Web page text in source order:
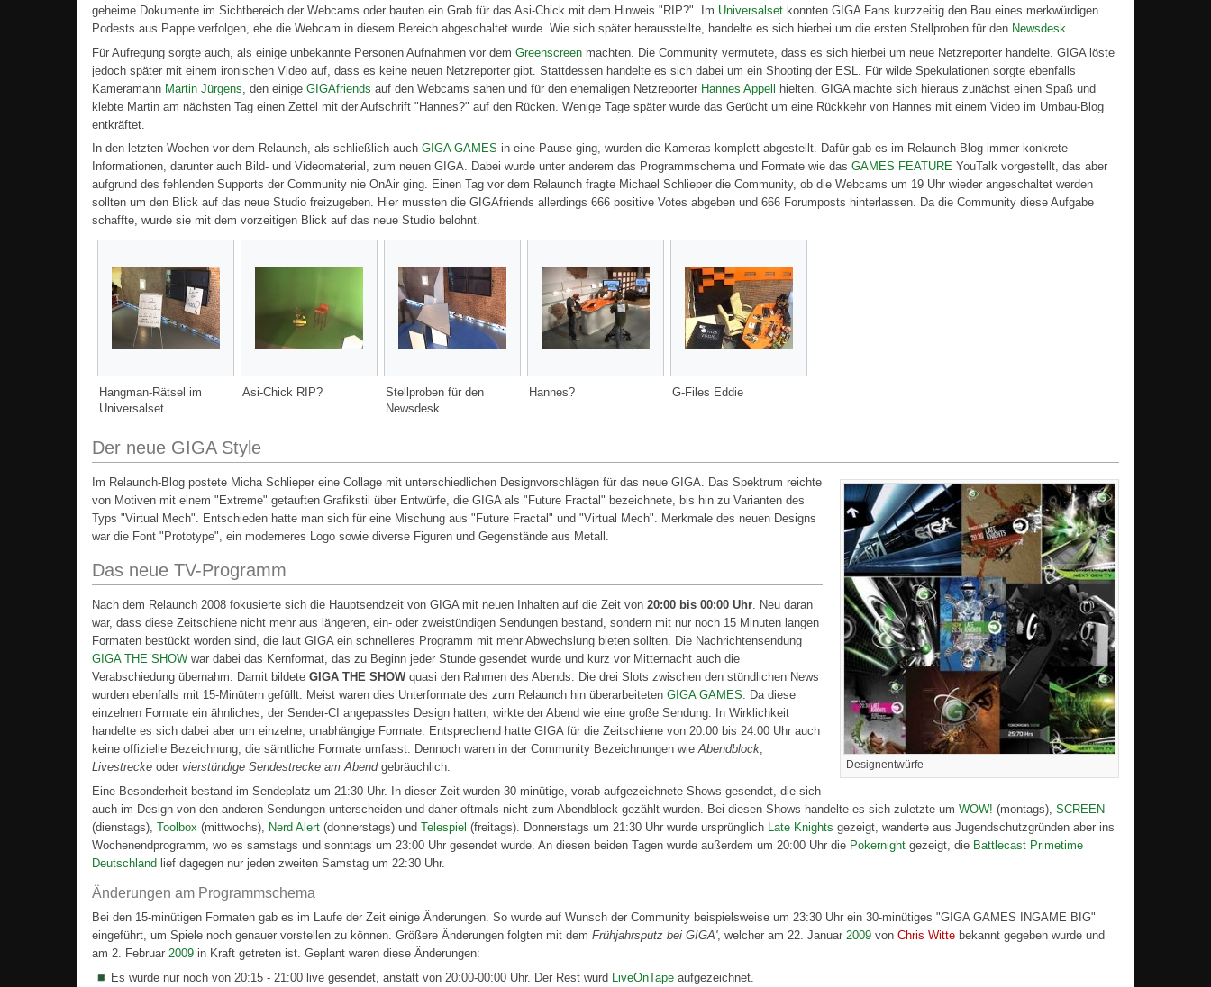
geheime Dokumente im Sichtbereich der Webcams oder bauten ein Grab für das Asi-Chick mit dem Hinweis "RIP?". Im Universalset konnten GIGA Fans kurzzeitig den Bau eines merkwürdigen
Podests aus Pappe verfolgen, ehe die Webcam in diesem Bereich abgeschaltet wurde. Wie sich später herausstellte, handelte es sich hierbei um die ersten Stellproben für den Newsdesk
Für Aufregung sorgte auch, als einige unbekannte Personen Aufnahmen vor dem Greenscreen machten. Die Community vermutete, dass es sich hierbei um neue Netzreporter handelte. GIGA löste
jedoch später mit einem ironischen Video auf, dass es keine neuen Netzreporter gibt. Stattdessen handelte es sich dabei um ein Shooting der ESL. Für wilde Spekulationen sorgte ebenfalls
Kameramann Martin Jürgens , den einige GIGAfriends auf den Webcams sahen und für den ehemaligen Netzreporter Hannes Appell hielten. GIGA machte sich hieraus zunächst einen Spaß und
klebte Martin am nächsten Tag einen Zettel mit der Aufschrift "Hannes?" auf den Rücken. Wenige Tage später wurde das Gerücht um eine Rückkehr von Hannes mit einem Video im Umbau-Blog
entkräftet.
In den letzten Wochen vor dem Relaunch, als schließlich auch GIGA GAMES in eine Pause ging, wurden die Kameras komplett abgestellt. Dafür gab es im Relaunch-Blog immer konkrete
Informationen, darunter auch Bild- und Videomaterial, zum neuen GIGA. Dabei wurde unter anderem das Programmschema und Formate wie das GAMES FEATURE YouTalk vorgestellt, das aber
aufgrund des fehlenden Supports der Community nie OnAir ging. Einen Tag vor dem Relaunch fragte Michael Schlieper die Community, ob die Webcams um 19 Uhr wieder angeschaltet werden
sollten um den Blick auf das neue Studio freizugeben. Hier mussten die GIGAfriends allerdings 666 positive Votes abgeben und 666 Forumposts hinterlassen. Da die Community diese Aufgabe
schaffte, wurde sie mit dem vorzeitigen Blick auf das neue Studio belohnt.
Hangman-Rätsel im
Universalset
Asi-Chick RIP?
Stellproben für den
Newsdesk
Hannes? G-Files Eddie
Der neue GIGA Style
Designentwürfe
Im Relaunch-Blog postete Micha Schlieper eine Collage mit unterschiedlichen Designvorschlägen für das neue GIGA. Das Spektrum reichte
von Motiven mit einem "Extreme" getauften Grafikstil über Entwürfe, die GIGA als "Future Fractal" bezeichnete, bis hin zu Varianten des
Typs "Virtual Mech". Entschieden hatte man sich für eine Mischung aus "Future Fractal" und "Virtual Mech". Merkmale des neuen Designs
war die Font "Prototype", ein moderneres Logo sowie diverse Figuren und Gegenstände aus Metall.
Das neue TV-Programm
Nach dem Relaunch 2008 fokusierte sich die Hauptsendzeit von GIGA mit neuen Inhalten auf die Zeit von 20:00 bis 00:00 Uhr . Neu daran
war, dass diese Zeitschiene nicht mehr aus längeren, ein- oder zweistündigen Sendungen bestand, sondern mit nur noch 15 Minuten langen
Formaten bestückt worden sind, die laut GIGA ein schnelleres Programm mit mehr Abwechslung bieten sollten. Die Nachrichtensendung
GIGA THE SHOW war dabei das Kernformat, das zu Beginn jeder Stunde gesendet wurde und kurz vor Mitternacht auch die
Verabschiedung übernahm. Damit bildete GIGA THE SHOWquasi den Rahmen des Abends. Die drei Slots zwischen den stündlichen News
wurden ebenfalls mit 15-Minütern gefüllt. Meist waren dies Unterformate des zum Relaunch hin überarbeiteten GIGA GAMES . Da diese
einzelnen Formate ein ähnliches, der Sender-CI angepasstes Design hatten, wirkte der Abend wie eine große Sendung. In Wirklichkeit
handelte es sich dabei aber um einzelne, unabhängige Formate. Entsprechend hatte GIGA für die Zeitschiene von 20:00 bis 24:00 Uhr auch
keine offizielle Bezeichnung, die sämtliche Formate umfasst. Dennoch waren in der Community Bezeichnungen wie Abendblock
Livestrecke oder vierstündige Sendestrecke am Abendgebräuchlich.
Eine Besonderheit bestand im Sendeplatz um 21:30 Uhr. In dieser Zeit wurden 30-minütige, vorab aufgezeichnete Shows gesendet, die sich
auch im Design von den anderen Sendungen unterscheiden und daher oftmals nicht zum Abendblock gezählt wurden. Bei diesen Shows handelte es sich zuletzte um WOW! (montags), SCREEN
(dienstags), Toolbox (mittwochs), Nerd Alert (donnerstags) und Telespiel (freitags). Donnerstags um 21:30 Uhr wurde ursprünglich Late Knights gezeigt, wanderte aus Jugendschutzgründen aber ins
Wochenendprogramm, wo es samstags und sonntags um 23:00 Uhr gesendet wurde. An diesen beiden Tagen wurde außerdem um 20:00 Uhr die Pokernight gezeigt, die Battlecast Primetime
Deutschland lief dagegen nur jeden zweiten Samstag um 22:30 Uhr.
Änderungen am Programmschema
Bei den 15-minütigen Formaten gab es im Laufe der Zeit einige Änderungen. So wurde auf Wunsch der Community beispielsweise um 23:30 Uhr ein 30-minütiges "GIGA GAMES INGAME BIG"
eingeführt, um Spiele noch genauer vorstellen zu können. Größere Änderungen folgten mit dem Frühjahrsputz bei GIGA', welcher am 22. Januar 2009 von Chris Witte bekannt gegeben wurde und
am 2. Februar 2009 in Kraft getreten ist. Geplant waren diese Änderungen:
Es wurde nur noch von 20:15 - 21:00 live gesendet, anstatt von 20:00-00:00 Uhr. Der Rest wurd
LiveOnTape aufgezeichnet.